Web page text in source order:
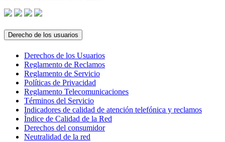
Derecho de los usuarios
Derechos de los Usuarios
Reglamento de Reclamos
Reglamento de Servicio
Políticas de Privacidad
Reglamento Telecomunicaciones
Términos del Servicio
Indicadores de calidad de atención telefónica y reclamos
Índice de Calidad de la Red
Derechos del consumidor
Neutralidad de la red